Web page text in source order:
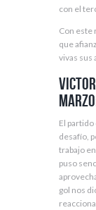
con el
Con este
que
vivas sus
El
desafío,
trabajo
puso
gol nos